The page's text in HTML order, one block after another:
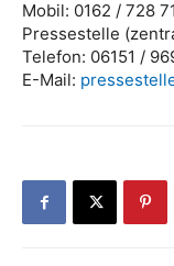
Mobil: 0162 / 728
Pressestelle
Telefon: 06151 /
E-Mail: